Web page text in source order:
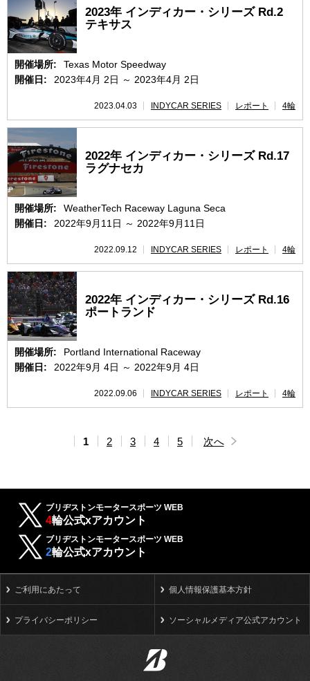
2023年 インディカー・シリーズ Rd.2
テキサス
開催場所:
Texas Motor Speedway
開催日:
2023年4月 2日 ～ 2023年4月 2日
2023.04.03 INDYCAR SERIES レポート 4輪
2022年 インディカー・シリーズ Rd.17
ラグナセカ
開催場所:
WeatherTech Raceway Laguna Seca
開催日:
2022年9月11日 ～ 2022年9月11日
2022.09.12 INDYCAR SERIES レポート 4輪
2022年 インディカー・シリーズ Rd.16
ポートランド
開催場所:
Portland International Raceway
開催日:
2022年9月 4日 ～ 2022年9月 4日
2022.09.06 INDYCAR SERIES レポート 4輪
1 2 3 4 5 次へ
ブリヂストンモータースポーツ WEB
4輪公式xアカウント
ブリヂストンモータースポーツ WEB
2輪公式xアカウント
ご利用にあたって 個人情報保護基本方針
プライバシーポリシー ソーシャルメディア公式アカウント